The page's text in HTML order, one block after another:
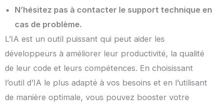
N’hésitez pas à contacter le support technique en
cas de problème.
L’IA est un outil puissant qui peut aider les
développeurs à améliorer leur productivité, la qualité
de leur code et leurs compétences. En choisissant
l’outil d’IA le plus adapté à vos besoins et en l’utilisant
de manière optimale, vous pouvez booster votre